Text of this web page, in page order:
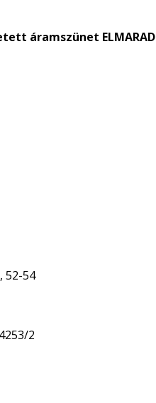
áramszünet ELMARAD
52-54
2